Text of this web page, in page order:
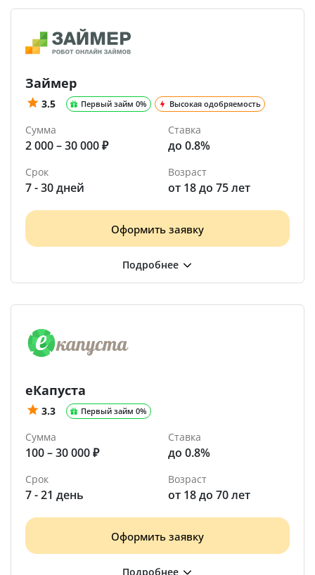
Займер
3.5 Первый займ 0% Высокая одобряемость
Сумма
2 000 – 30 000 ₽
Ставка
до 0.8%
Срок
7 - 30 дней
Возраст
от 18 до 75 лет
Оформить заявку
еКапуста
3.3 Первый займ 0%
Сумма
100 – 30 000 ₽
Ставка
до 0.8%
Срок
7 - 21 день
Возраст
от 18 до 70 лет
Оформить заявку